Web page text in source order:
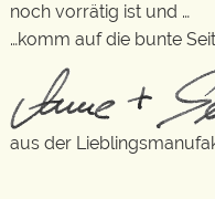
noch vorrätig ist und …
…komm auf die bunte
aus der